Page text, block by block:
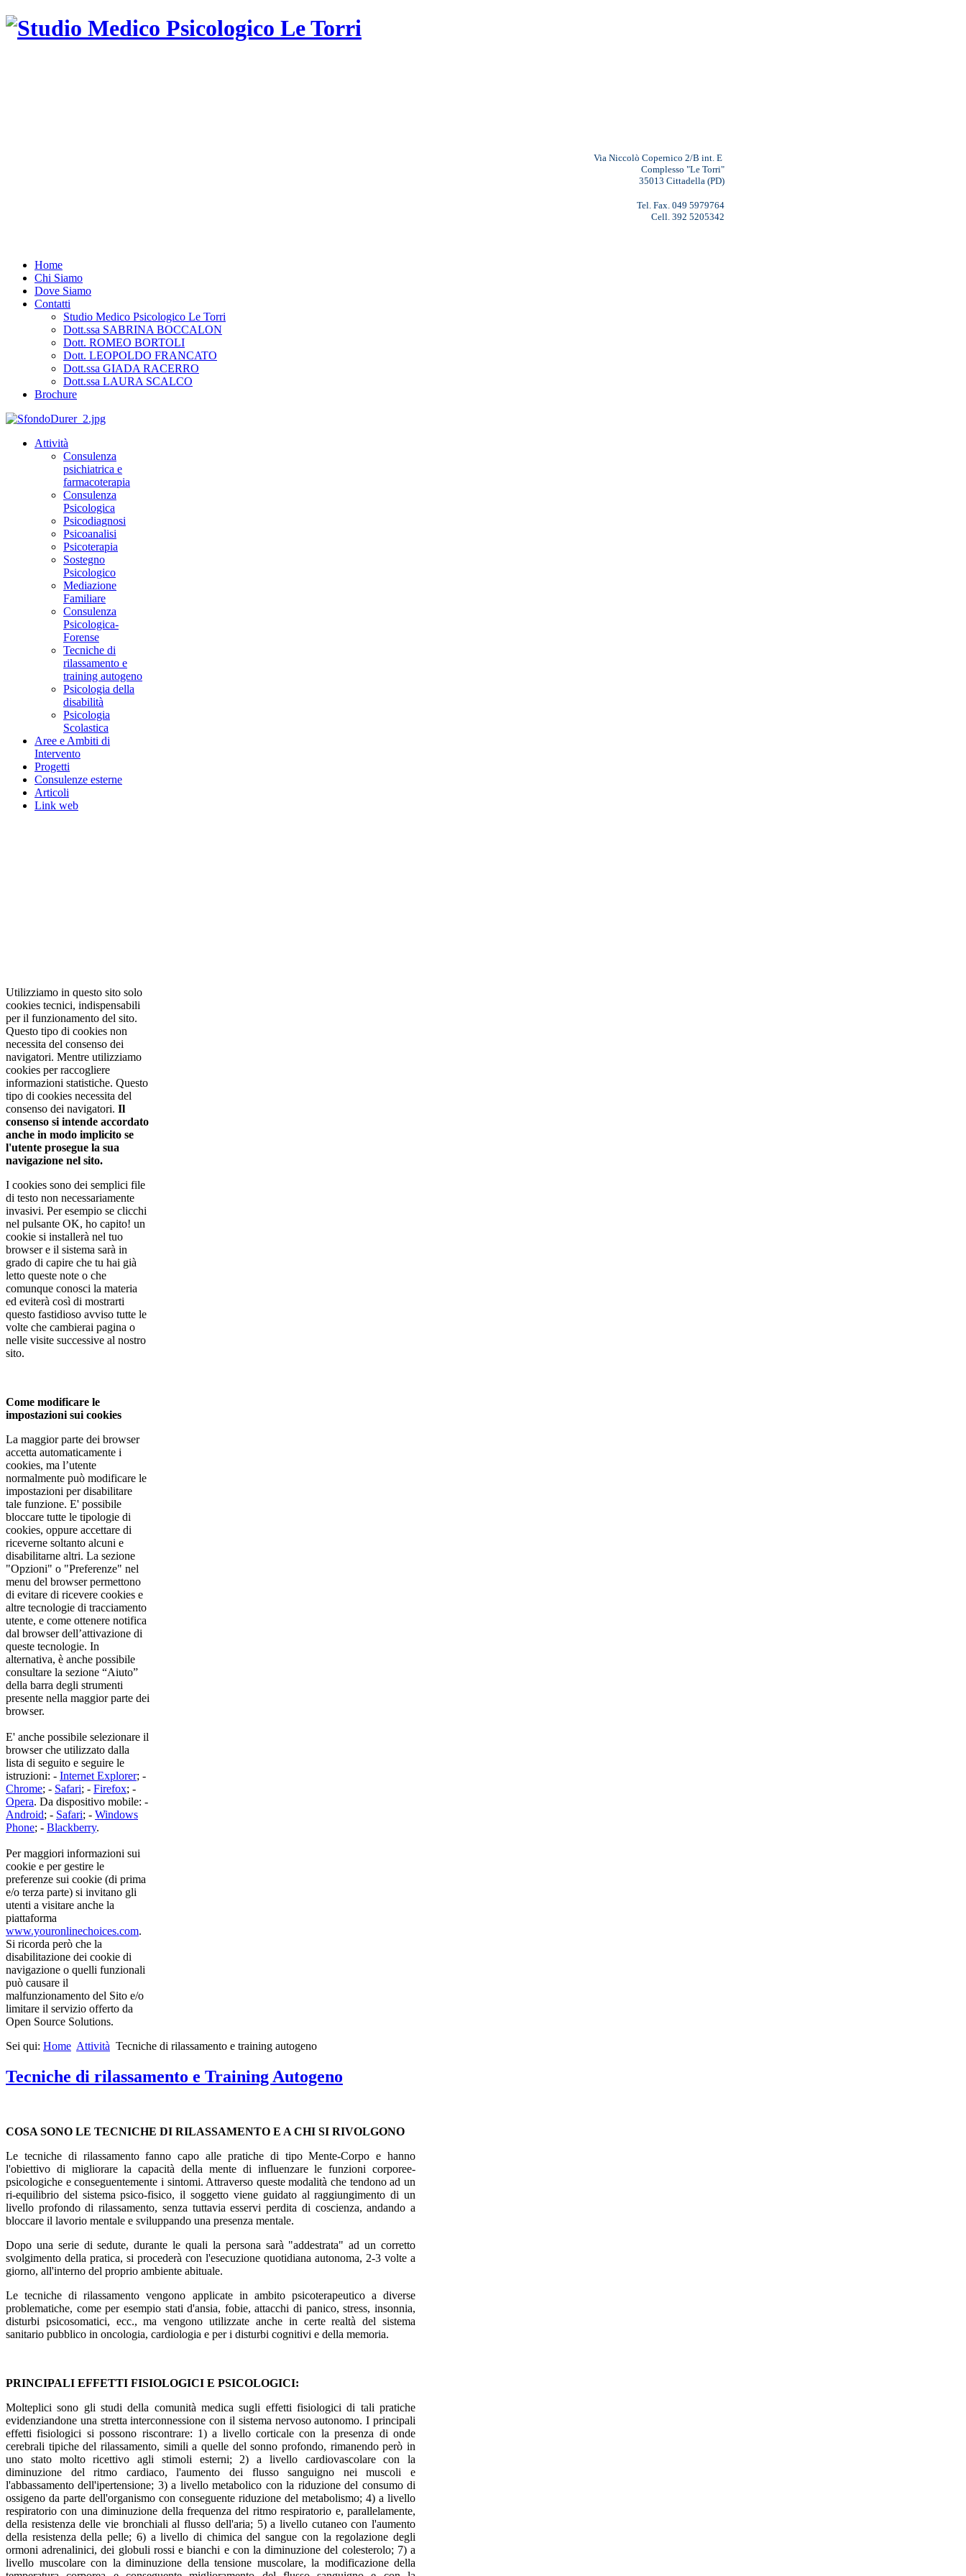
Via Niccolò Copernico 2/B int. E
Complesso "Le Torri"
35013 Cittadella (PD)
Tel. Fax. 049 5979764
Cell. 392 5205342
Home
Chi Siamo
Dove Siamo
Contatti
Studio Medico Psicologico Le Torri
Dott.ssa SABRINA BOCCALON
Dott. ROMEO BORTOLI
Dott. LEOPOLDO FRANCATO
Dott.ssa GIADA RACERRO
Dott.ssa LAURA SCALCO
Brochure
Attività
Consulenza
psichiatrica e
farmacoterapia
Consulenza
Psicologica
Psicodiagnosi
Psicoanalisi
Psicoterapia
Sostegno
Psicologico
Mediazione
Familiare
Consulenza
Psicologica-
Forense
Tecniche di
rilassamento e
training autogeno
Psicologia della
disabilità
Psicologia
Scolastica
Aree e Ambiti di
Intervento
Progetti
Consulenze esterne
Articoli
Link web
Utilizziamo in questo sito solo
cookies tecnici, indispensabili
per il funzionamento del sito.
Questo tipo di cookies non
necessita del consenso dei
navigatori. Mentre utilizziamo
cookies per raccogliere
informazioni statistiche. Questo
tipo di cookies necessita del
consenso dei navigatori. Il
consenso si intende accordato
anche in modo implicito se
l'utente prosegue la sua
navigazione nel sito.
I cookies sono dei semplici file
di testo non necessariamente
invasivi. Per esempio se clicchi
nel pulsante OK, ho capito! un
cookie si installerà nel tuo
browser e il sistema sarà in
grado di capire che tu hai già
letto queste note o che
comunque conosci la materia
ed eviterà così di mostrarti
questo fastidioso avviso tutte le
volte che cambierai pagina o
nelle visite successive al nostro
sito.
Come modificare le
impostazioni sui cookies
La maggior parte dei browser
accetta automaticamente i
cookies, ma l’utente
normalmente può modificare le
impostazioni per disabilitare
tale funzione. E' possibile
bloccare tutte le tipologie di
cookies, oppure accettare di
riceverne soltanto alcuni e
disabilitarne altri. La sezione
"Opzioni" o "Preferenze" nel
menu del browser permettono
di evitare di ricevere cookies e
altre tecnologie di tracciamento
utente, e come ottenere notifica
dal browser dell’attivazione di
queste tecnologie. In
alternativa, è anche possibile
consultare la sezione “Aiuto”
della barra degli strumenti
presente nella maggior parte dei
browser.
E' anche possibile selezionare il
browser che utilizzato dalla
lista di seguito e seguire le
istruzioni: - Internet Explorer; -
Chrome; - Safari; - Firefox; -
Opera. Da dispositivo mobile: -
Android; - Safari; - Windows
Phone; - Blackberry.
Per maggiori informazioni sui
cookie e per gestire le
preferenze sui cookie (di prima
e/o terza parte) si invitano gli
utenti a visitare anche la
piattaforma
www.youronlinechoices.com.
Si ricorda però che la
disabilitazione dei cookie di
navigazione o quelli funzionali
può causare il
malfunzionamento del Sito e/o
limitare il servizio offerto da
Open Source Solutions.
Sei qui: Home Attività Tecniche di rilassamento e training autogeno
Tecniche di rilassamento e Training Autogeno
COSA SONO LE TECNICHE DI RILASSAMENTO E A CHI SI RIVOLGONO
Le tecniche di rilassamento fanno capo alle pratiche di tipo Mente-Corpo e hanno
l'obiettivo di migliorare la capacità della mente di influenzare le funzioni corporee-
psicologiche e conseguentemente i sintomi. Attraverso queste modalità che tendono ad un
ri-equilibrio del sistema psico-fisico, il soggetto viene guidato al raggiungimento di un
livello profondo di rilassamento, senza tuttavia esservi perdita di coscienza, andando a
bloccare il lavorio mentale e sviluppando una presenza mentale.
Dopo una serie di sedute, durante le quali la persona sarà "addestrata" ad un corretto
svolgimento della pratica, si procederà con l'esecuzione quotidiana autonoma, 2-3 volte a
giorno, all'interno del proprio ambiente abituale.
Le tecniche di rilassamento vengono applicate in ambito psicoterapeutico a diverse
problematiche, come per esempio stati d'ansia, fobie, attacchi di panico, stress, insonnia,
disturbi psicosomatici, ecc., ma vengono utilizzate anche in certe realtà del sistema
sanitario pubblico in oncologia, cardiologia e per i disturbi cognitivi e della memoria.
PRINCIPALI EFFETTI FISIOLOGICI E PSICOLOGICI:
Molteplici sono gli studi della comunità medica sugli effetti fisiologici di tali pratiche
evidenziandone una stretta interconnessione con il sistema nervoso autonomo. I principali
effetti fisiologici si possono riscontrare: 1) a livello corticale con la presenza di onde
cerebrali tipiche del rilassamento, simili a quelle del sonno profondo, rimanendo però in
uno stato molto ricettivo agli stimoli esterni; 2) a livello cardiovascolare con la
diminuzione del ritmo cardiaco, l'aumento dei flusso sanguigno nei muscoli e
l'abbassamento dell'ipertensione; 3) a livello metabolico con la riduzione del consumo di
ossigeno da parte dell'organismo con conseguente riduzione del metabolismo; 4) a livello
respiratorio con una diminuzione della frequenza del ritmo respiratorio e, parallelamente,
della resistenza delle vie bronchiali al flusso dell'aria; 5) a livello cutaneo con l'aumento
della resistenza della pelle; 6) a livello di chimica del sangue con la regolazione degli
ormoni adrenalinici, dei globuli rossi e bianchi e con la diminuzione del colesterolo; 7) a
livello muscolare con la diminuzione della tensione muscolare, la modificazione della
Psicologa
psicoterapeuta